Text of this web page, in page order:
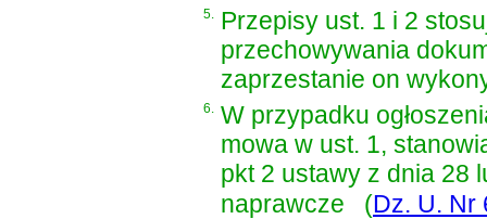
5. Przepisy ust. 1 i 2
przechowywania
zaprzestanie on
6. W przypadku
mowa w ust. 1,
pkt 2 ustawy z dnia 28
naprawcze
(Dz. U. Nr